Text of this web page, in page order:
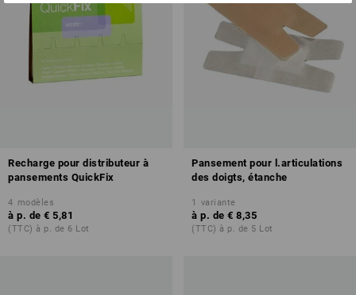
Recharge pour distributeur à
pansements QuickFix
4 modèles
à p. de € 5,81
(TTC) à p. de 6 Lot
Pansement pour l.articulations
des doigts, étanche
1 variante
à p. de € 8,35
(TTC) à p. de 5 Lot